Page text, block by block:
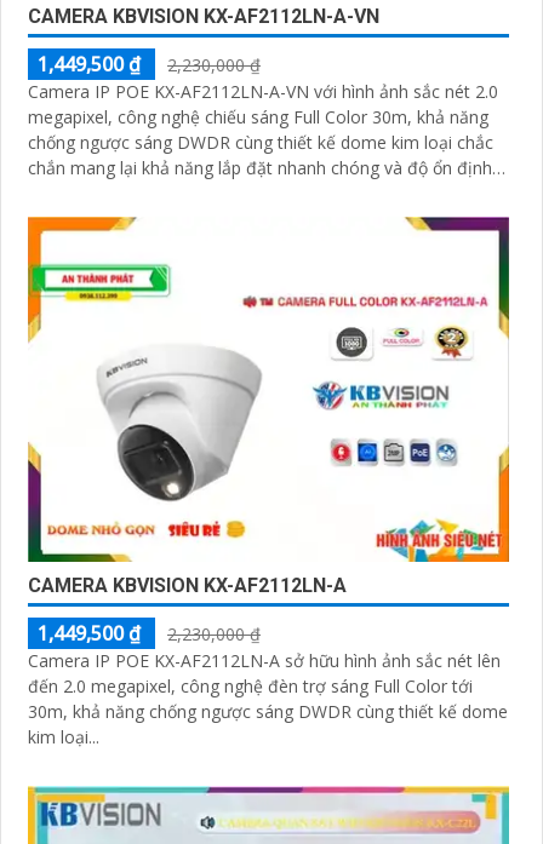
CAMERA KBVISION KX-AF2112LN-A-VN
1,449,500 ₫
2,230,000 ₫
Camera IP POE KX-AF2112LN-A-VN với hình ảnh sắc nét 2.0
megapixel, công nghệ chiếu sáng Full Color 30m, khả năng
chống ngược sáng DWDR cùng thiết kế dome kim loại chắc
chắn mang lại khả năng lắp đặt nhanh chóng và độ ổn định
CAMERA KBVISION KX-AF2112LN-A
1,449,500 ₫
2,230,000 ₫
Camera IP POE KX-AF2112LN-A sở hữu hình ảnh sắc nét lên
đến 2.0 megapixel, công nghệ đèn trợ sáng Full Color tới
30m, khả năng chống ngược sáng DWDR cùng thiết kế dome
kim loại...